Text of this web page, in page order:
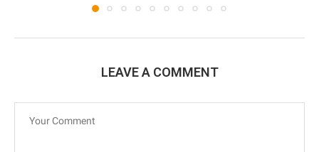
LEAVE A COMMENT